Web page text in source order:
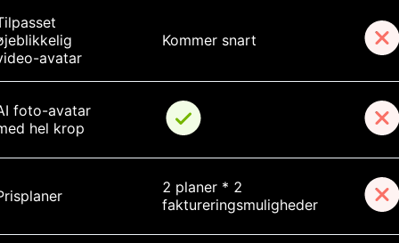
avatar
Kommer snart
foto-avatar
hel krop
2 planer * 2
faktureringsmuligheder